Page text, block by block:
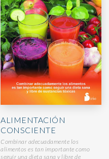
ALIMENTACIÓN
CONSCIENTE
Combinar adecuadamente los
alimentos es tan importante como
seguir una dieta sana y libre de